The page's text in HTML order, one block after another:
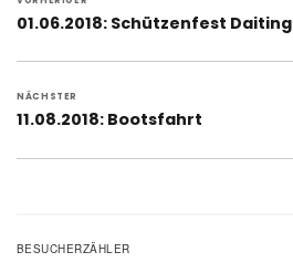
Vorheriger
01.06.2018: Schützenfest Daiting
NÄCHSTER
Nächster
11.08.2018: Bootsfahrt
BESUCHERZÄHLER